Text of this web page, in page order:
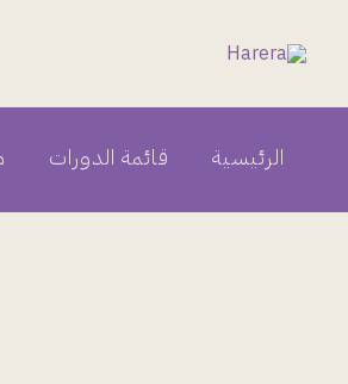
الرئيسية قائمة الدورات